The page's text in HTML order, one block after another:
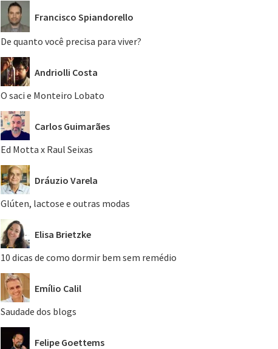
Francisco Spiandorello
De quanto você precisa para viver?
Andriolli Costa
O saci e Monteiro Lobato
Carlos Guimarães
Ed Motta x Raul Seixas
Dráuzio Varela
Glúten, lactose e outras modas
Elisa Brietzke
10 dicas de como dormir bem sem remédio
Emílio Calil
Saudade dos blogs
Felipe Goettems